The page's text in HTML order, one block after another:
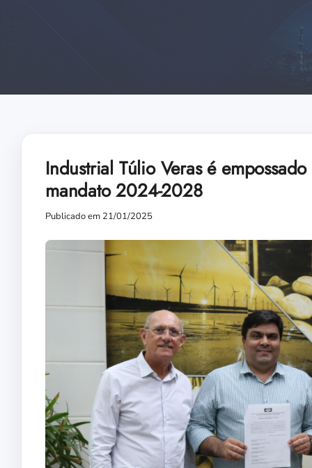
Industrial Túlio Veras é
mandato 2024-2028
Publicado em 21/01/2025